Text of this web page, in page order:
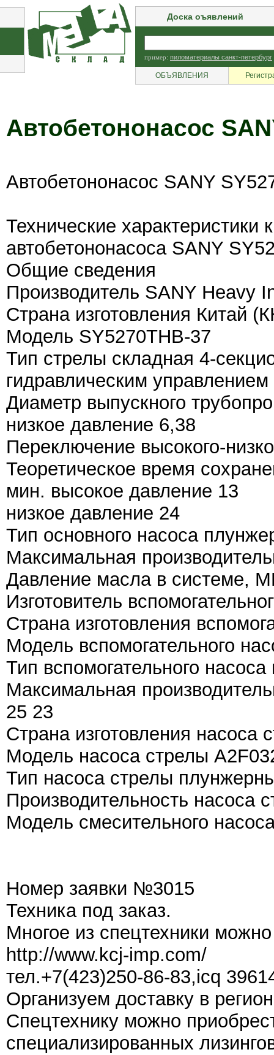
Доска оъявлений
пример: пиломатериалы санкт-петербург
ОБЪЯВЛЕНИЯ
Автобетононасос
Автобетононасос SANY
Технические характеристики
автобетононасоса SANY
Общие сведения
Производитель SANY Heavy
Страна изготовления Китай
Модель SY5270THB-37
Тип стрелы складная 4-
гидравлическим управлением
Диаметр выпускного
низкое давление 6,38
Переключение высокого-
Теоретическое время
мин. высокое давление 13
низкое давление 24
Тип основного насоса
Максимальная
Давление масла в системе,
Изготовитель
Страна изготовления
Модель вспомогательного
Тип вспомогательного
Максимальная
25 23
Страна изготовления насоса
Модель насоса стрелы
Тип насоса стрелы
Производительность насоса
Модель смесительного
Номер заявки №3015
Техника под заказ.
Многое из спецтехники
http://www.kcj-imp.com/
тел.+7(423)250-86-83,icq
Организуем доставку в
Спецтехнику можно
специализированных